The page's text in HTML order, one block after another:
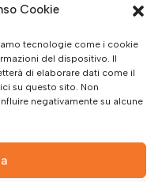
Cookie
tecnologie come i cookie
del dispositivo. Il
di elaborare dati come il
su questo sito. Non
negativamente su alcune